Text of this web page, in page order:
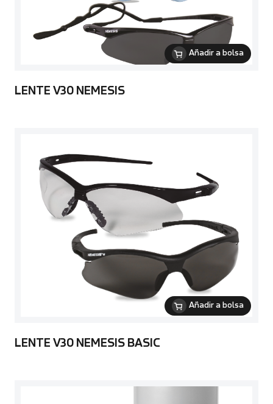
Añadir a bolsa
LENTE V30 NEMESIS
Añadir a bolsa
LENTE V30 NEMESIS BASIC